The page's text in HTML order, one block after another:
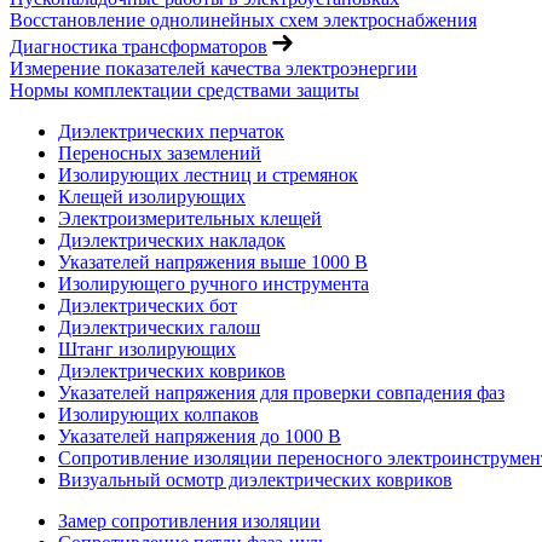
Восстановление однолинейных схем электроснабжения
Диагностика трансформаторов
Измерение показателей качества электроэнергии
Нормы комплектации средствами защиты
Диэлектрических перчаток
Переносных заземлений
Изолирующих лестниц и стремянок
Клещей изолирующих
Электроизмерительных клещей
Диэлектрических накладок
Указателей напряжения выше 1000 В
Изолирующего ручного инструмента
Диэлектрических бот
Диэлектрических галош
Штанг изолирующих
Диэлектрических ковриков
Указателей напряжения для проверки совпадения фаз
Изолирующих колпаков
Указателей напряжения до 1000 В
Сопротивление изоляции переносного
Визуальный осмотр диэлектрических ковриков
Замер сопротивления изоляции